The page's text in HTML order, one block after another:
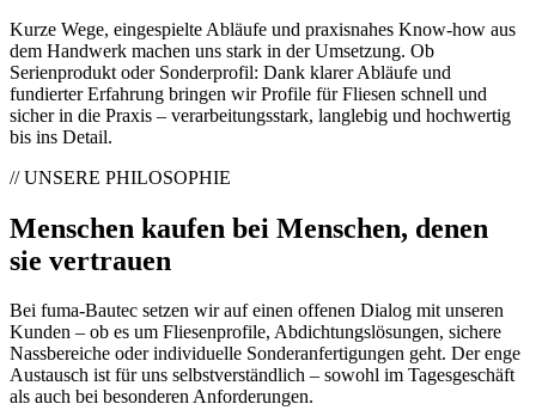
Kurze Wege, eingespielte Abläufe und praxisnahes Know-how aus
dem Handwerk machen uns stark in der Umsetzung. Ob
Serienprodukt oder Sonderprofil: Dank klarer Abläufe und
fundierter Erfahrung bringen wir Profile für Fliesen schnell und
sicher in die Praxis – verarbeitungsstark, langlebig und hochwertig
bis ins Detail.
// UNSERE PHILOSOPHIE
Menschen kaufen bei Menschen, denen
sie vertrauen
Bei fuma-Bautec setzen wir auf einen offenen Dialog mit unseren
Kunden – ob es um Fliesenprofile, Abdichtungslösungen, sichere
Nassbereiche oder individuelle Sonderanfertigungen geht. Der enge
Austausch ist für uns selbstverständlich – sowohl im Tagesgeschäft
als auch bei besonderen Anforderungen.